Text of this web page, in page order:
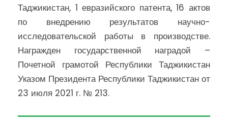
Таджикистан, 1 евразийского патента, 16 актов
по внедрению результатов научно-
исследовательской работы в производстве.
Награжден государственной наградой –
Почетной грамотой Республики Таджикистан
Указом Президента Республики Таджикистан от
23 июля 2021 г. № 213.